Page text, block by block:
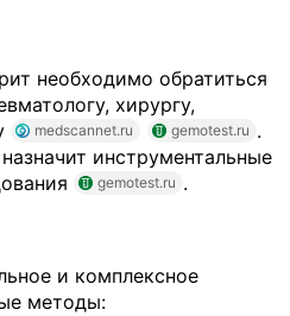
необходимо обратиться
хирургу,
medscannet.ru gemotest.ru .
инструментальные
gemotest.ru .
и комплексное
методы: